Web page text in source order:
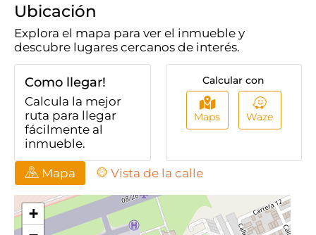
Inmueble Bueno
amplio
Comodas Vias De
Acceso
Ubicación
Explora el mapa para ver el inmueble y
descubre lugares cercanos de interés.
Como llegar!
Calcula la mejor
ruta para llegar
fácilmente al
inmueble.
Calcular con
Maps Waze
Mapa Vista de la calle